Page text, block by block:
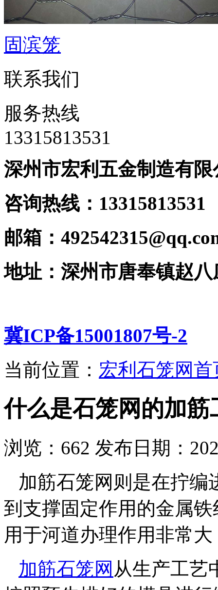
固滨笼
联系我们
服务热线
‭13315813531
深州市宏利五金制造有限
咨询热线：
邮箱：
地址：深州市唐奉镇赵
冀ICP备15001807号-2
当前位置： 宏利石笼网首
什么是石笼网的加筋
浏览： 662 发布日期：
加筋石笼网则是在拧编
到支撑固定作用的金属
用于河道办理作用非常大
加筋石笼网 从生产工艺